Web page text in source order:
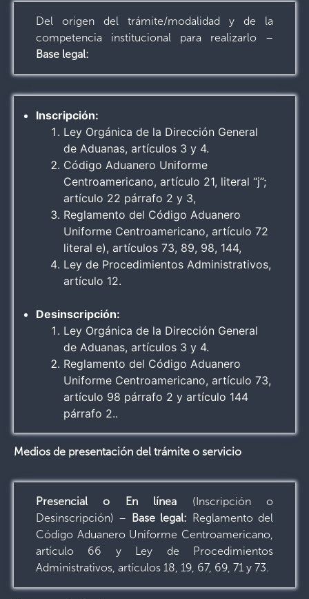
Del origen del trámite/modalidad y de la
competencia institucional para realizarlo –
Base legal:
Inscripción:
Ley Orgánica de la Dirección General
de Aduanas, artículos 3 y 4.
Código Aduanero Uniforme
Centroamericano, artículo 21, literal “j”;
artículo 22 párrafo 2 y 3,
Reglamento del Código Aduanero
Uniforme Centroamericano, artículo 72
literal e), artículos 73, 89, 98, 144,
Ley de Procedimientos Administrativos,
artículo 12.
Desinscripción:
Ley Orgánica de la Dirección General
de Aduanas, artículos 3 y 4.
Reglamento del Código Aduanero
Uniforme Centroamericano, artículo 73,
artículo 98 párrafo 2 y artículo 144
párrafo 2..
Medios de presentación del trámite o servicio
Presencial o En línea (Inscripción o
Desinscripción) – Base legal: Reglamento del
Código Aduanero Uniforme Centroamericano,
artículo 66 y Ley de Procedimientos
Administrativos, artículos 18, 19, 67, 69, 71 y 73.